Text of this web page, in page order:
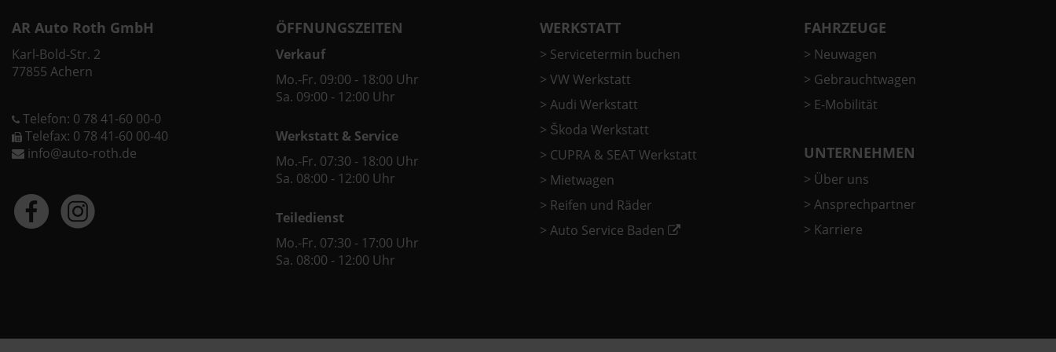
AR Auto Roth GmbH
Karl-Bold-Str. 2
77855 Achern
Telefon: 0 78 41-60 00-0
Telefax: 0 78 41-60 00-40
info@auto-roth.de
ÖFFNUNGSZEITEN
Verkauf
Mo.-Fr. 09:00 - 18:00 Uhr
Sa. 09:00 - 12:00 Uhr
Werkstatt & Service
Mo.-Fr. 07:30 - 18:00 Uhr
Sa. 08:00 - 12:00 Uhr
Teiledienst
Mo.-Fr. 07:30 - 17:00 Uhr
Sa. 08:00 - 12:00 Uhr
WERKSTATT
> Servicetermin buchen
> VW Werkstatt
> Audi Werkstatt
> Škoda Werkstatt
> CUPRA & SEAT Werkstatt
> Mietwagen
> Reifen und Räder
> Auto Service Baden
FAHRZEUGE
> Neuwagen
> Gebrauchtwagen
> E-Mobilität
UNTERNEHMEN
> Über uns
> Ansprechpartner
> Karriere